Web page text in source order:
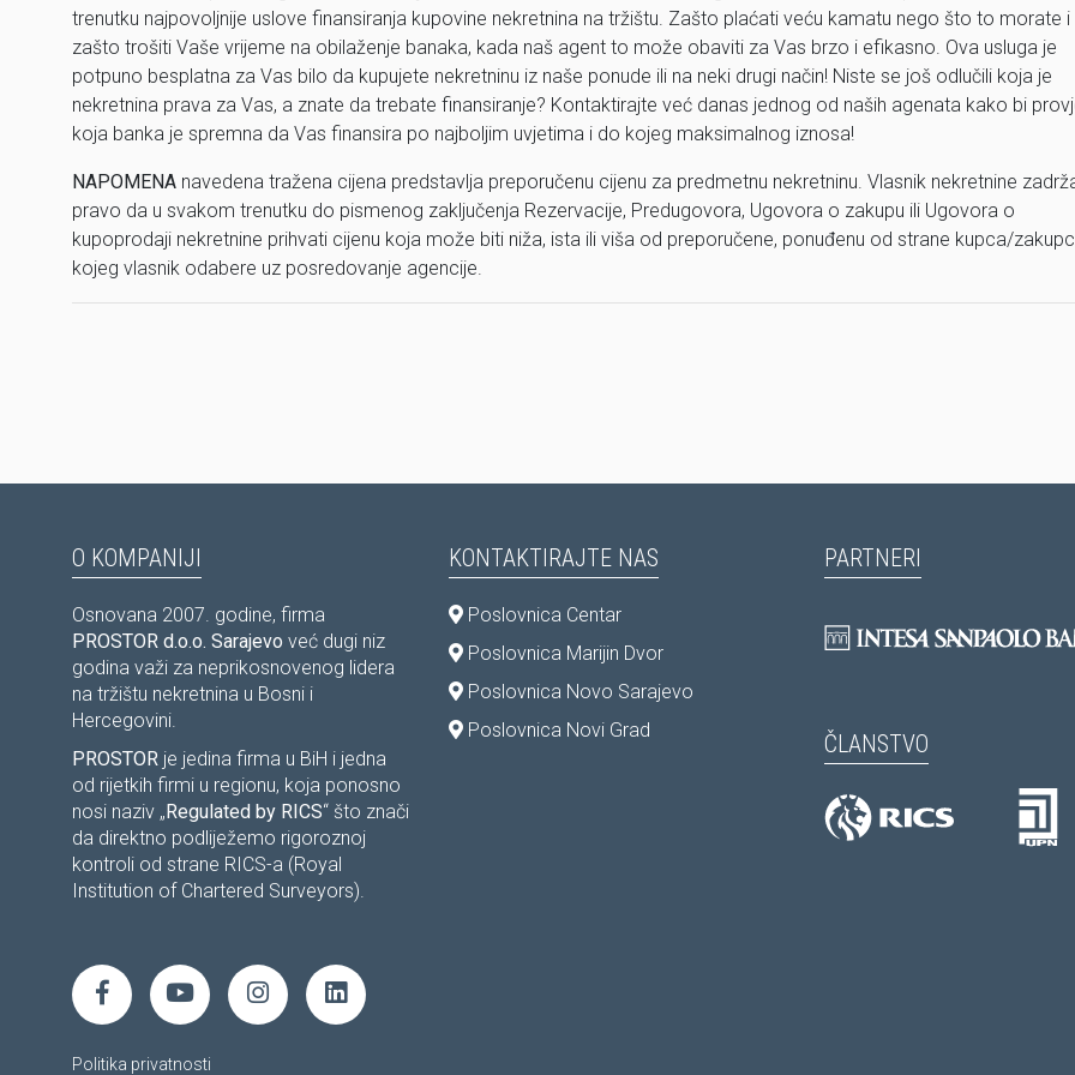
trenutku najpovoljnije uslove finansiranja kupovine nekretnina na tržištu. Zašto plaćati veću kamatu nego što to morate i
zašto trošiti Vaše vrijeme na obilaženje banaka, kada naš agent to može obaviti za Vas brzo i efikasno. Ova usluga je
potpuno besplatna za Vas bilo da kupujete nekretninu iz naše ponude ili na neki drugi način! Niste se još odlučili koja je
nekretnina prava za Vas, a znate da trebate finansiranje? Kontaktirajte već danas jednog od naših agenata kako bi
koja banka je spremna da Vas finansira po najboljim uvjetima i do kojeg maksimalnog iznosa!
NAPOMENA navedena tražena cijena predstavlja preporučenu cijenu za predmetnu nekretninu. Vlasnik nekretnine
pravo da u svakom trenutku do pismenog zaključenja Rezervacije, Predugovora, Ugovora o zakupu ili Ugovora o
kupoprodaji nekretnine prihvati cijenu koja može biti niža, ista ili viša od preporučene, ponuđenu od strane kupca/
kojeg vlasnik odabere uz posredovanje agencije.
O KOMPANIJI
Osnovana 2007. godine, firma
PROSTOR d.o.o. Sarajevo već dugi niz
godina važi za neprikosnovenog lidera
na tržištu nekretnina u Bosni i
Hercegovini.
PROSTOR je jedina firma u BiH i jedna
od rijetkih firmi u regionu, koja ponosno
nosi naziv „Regulated by RICS“ što znači
da direktno podliježemo rigoroznoj
kontroli od strane RICS-a (Royal
Institution of Chartered Surveyors).
KONTAKTIRAJTE NAS
Poslovnica Centar
Poslovnica Marijin Dvor
Poslovnica Novo Sarajevo
Poslovnica Novi Grad
PARTNERI
ČLANSTVO
Politika privatnosti